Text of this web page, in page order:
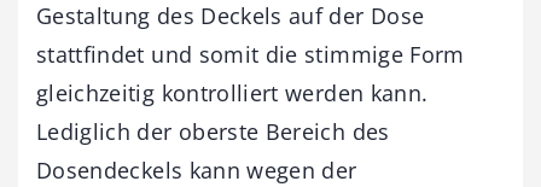
Gestaltung des Deckels auf der Dose
stattfindet und somit die stimmige Form
gleichzeitig kontrolliert werden kann.
Lediglich der oberste Bereich des
Dosendeckels kann wegen der